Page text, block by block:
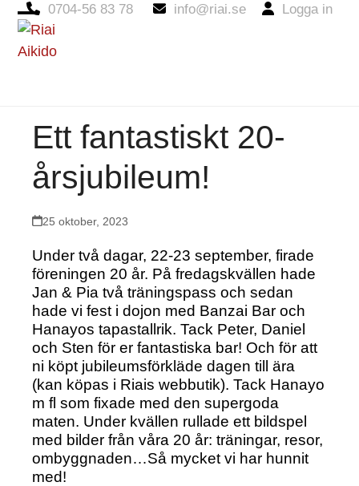
0704-56 83 78 info@riai.se Logga in
Open
mobile
Close
mobile
Ett fantastiskt 20-
årsjubileum!
25 oktober, 2023
Under två dagar, 22-23 september, firade
föreningen 20 år. På fredagskvällen hade
Jan & Pia två träningspass och sedan
hade vi fest i dojon med Banzai Bar och
Hanayos tapastallrik. Tack Peter, Daniel
och Sten för er fantastiska bar! Och för att
ni köpt jubileumsförkläde dagen till ära
(kan köpas i Riais webbutik). Tack Hanayo
m fl som fixade med den supergoda
maten. Under kvällen rullade ett bildspel
med bilder från våra 20 år: träningar, resor,
ombyggnaden…Så mycket vi har hunnit
med!